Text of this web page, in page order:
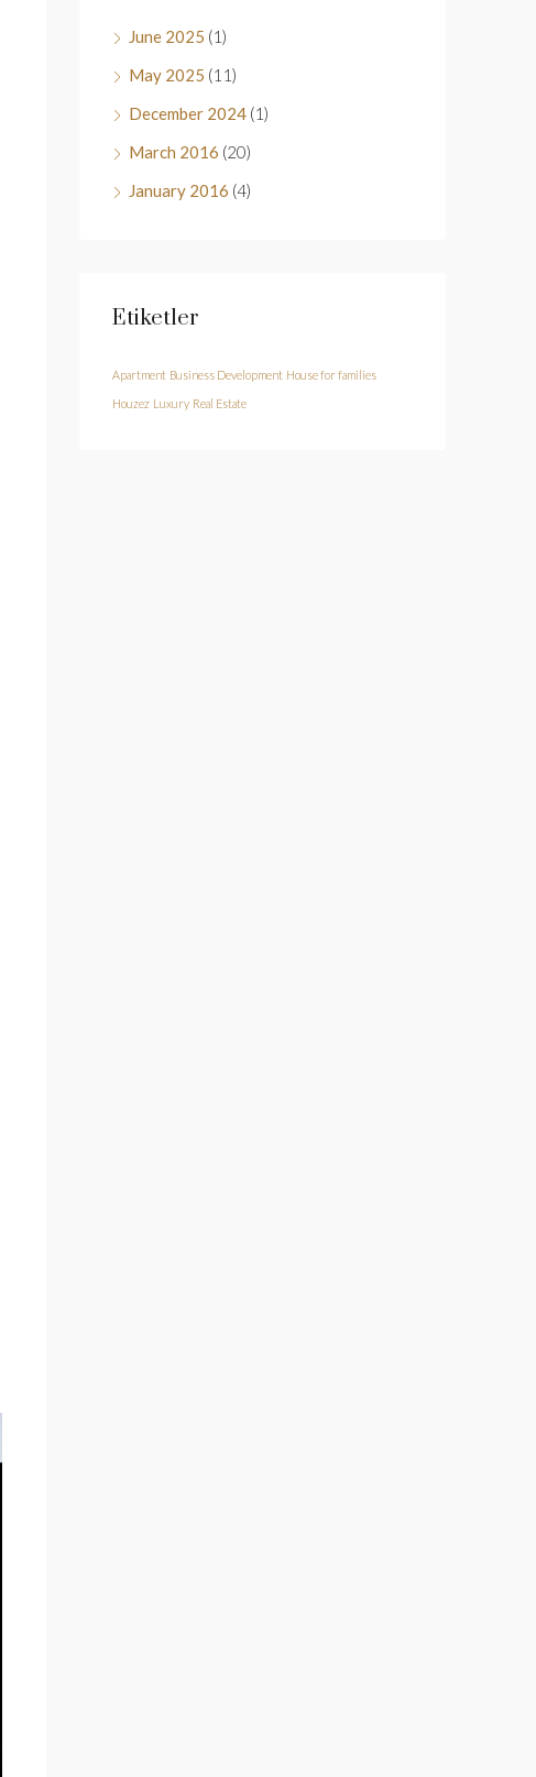
June 2025 (1)
May 2025 (11)
December 2024 (1)
March 2016 (20)
January 2016 (4)
Etiketler
Apartment Business Development House for families
Houzez Luxury Real Estate